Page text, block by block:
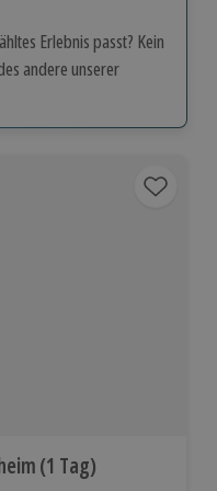
Erlebnis passt? Kein
andere unserer
(1 Tag)